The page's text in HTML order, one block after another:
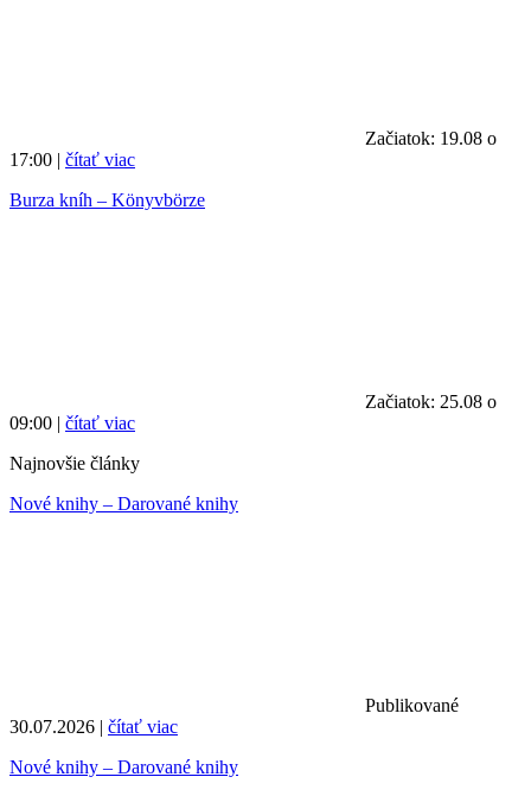
Začiatok: 19.08 o
17:00 | čítať viac
Burza kníh – Könyvbörze
Začiatok: 25.08 o
09:00 | čítať viac
Najnovšie články
Nové knihy – Darované knihy
Publikované
30.07.2026 | čítať viac
Nové knihy – Darované knihy